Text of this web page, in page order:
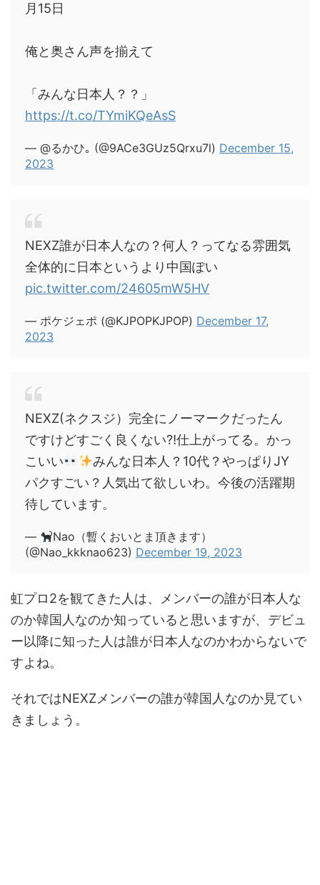
月15日
俺と奥さん声を揃えて
「みんな日本人？？」
https://t.co/TYmiKQeAsS
— @るかひ｡ (@9ACe3GUz5Qrxu7l) December 15,
2023
NEXZ誰が日本人なの？何人？ってなる雰囲気
全体的に日本というより中国ぽい
pic.twitter.com/24605mW5HV
— ポケジェポ (@KJPOPKJPOP) December 17,
2023
NEXZ(ネクスジ）完全にノーマークだったん
ですけどすごく良くない⁈仕上がってる。かっ
こいい
みんな日本人？10代？やっぱりJY
パクすごい？人気出て欲しいわ。今後の活躍期
待しています。
—
Nao（暫くおいとま頂きます）
(@Nao_kkknao623) December 19, 2023
虹プロ2を観てきた人は、メンバーの誰が日本人な
のか韓国人なのか知っていると思いますが、デビュ
ー以降に知った人は誰が日本人なのかわからないで
すよね。
それではNEXZメンバーの誰が韓国人なのか見てい
きましょう。